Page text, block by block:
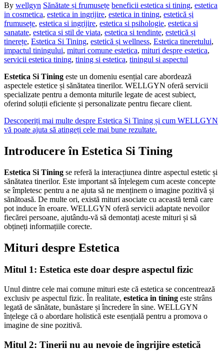
By wellgyn Sănătate și frumusețe beneficii estetica si tining, estetica
in cosmetica, estetica in ingrijire, estetica in tining, estetică și
frumusețe, estetica si ingrijire, estetica si psihologie, estetica si
sanatate, estetica si stil de viata, estetica si tendinte, estetică și
tinerețe, Estetica Si Tining, estetică și wellness, Estetica tineretului,
impactul tiningului, mituri comune estetica, mituri despre estetica,
servicii estetica tining, tining si estetica, tiningul si aspectul
Estetica Si Tining este un domeniu esențial care abordează
aspectele estetice și sănătatea tinerilor. WELLGYN oferă servicii
specializate pentru a demonta miturile legate de acest subiect,
oferind soluții eficiente și personalizate pentru fiecare client.
Descoperiți mai multe despre Estetica Si Tining și cum WELLGYN
vă poate ajuta să atingeți cele mai bune rezultate.
Introducere în Estetica Si Tining
Estetica Si Tining se referă la interacțiunea dintre aspectul estetic și
sănătatea tinerilor. Este important să înțelegem cum aceste concepte
se împletesc pentru a ne ajuta să ne menținem o imagine pozitivă și
sănătoasă. De multe ori, există mituri asociate cu această temă care
pot induce în eroare. WELLGYN oferă servicii adaptate nevoilor
fiecărei persoane, ajutându-vă să demontați aceste mituri și să
obțineți informațiile corecte.
Mituri despre Estetica
Mitul 1: Estetica este doar despre aspectul fizic
Unul dintre cele mai comune mituri este că estetica se concentrează
exclusiv pe aspectul fizic. În realitate, estetica in tining este strâns
legată de sănătate, bunăstare și încredere în sine. WELLGYN
înțelege că o abordare holistică este esențială pentru a promova o
imagine de sine pozitivă.
Mitul 2: Tinerii nu au nevoie de îngrijire estetică